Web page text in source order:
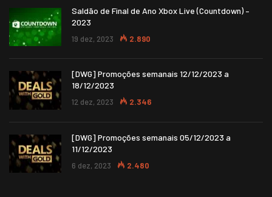
Saldão de Final de Ano Xbox Live (Countdown) –
2023
19 dez, 2023 2.890
[DWG] Promoções semanais 12/12/2023 a
18/12/2023
12 dez, 2023 2.346
[DWG] Promoções semanais 05/12/2023 a
11/12/2023
6 dez, 2023 2.480